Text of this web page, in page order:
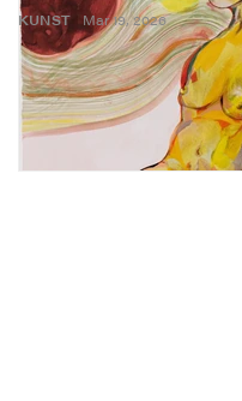
KUNST Mar 19, 2026